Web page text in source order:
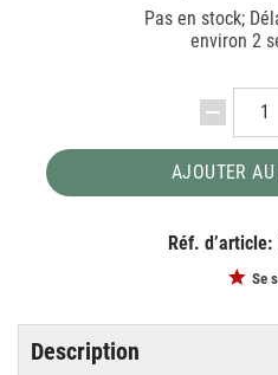
Pas en stock;
environ 2
AJOUTER AU
Réf. d’article:
Se
Description